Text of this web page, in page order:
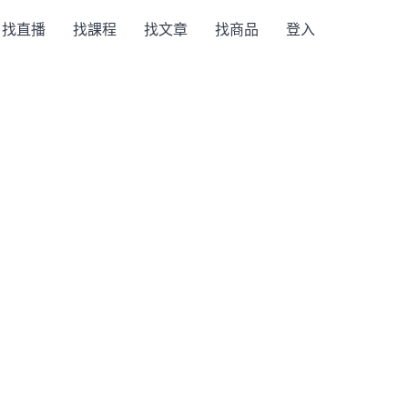
找直播 找課程 找文章 找商品 登入